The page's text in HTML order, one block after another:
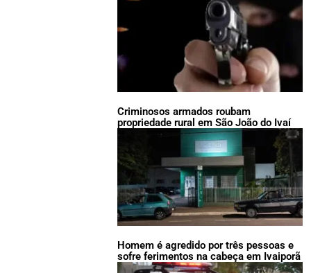
Criminosos armados roubam
propriedade rural em São João do Ivaí
Homem é agredido por três pessoas e
sofre ferimentos na cabeça em Ivaiporã